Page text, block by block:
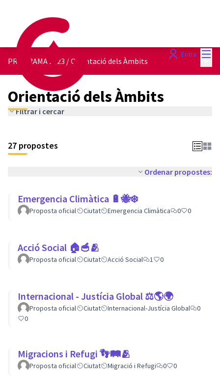
Entra
PROGRAMA 2023 /Orientació dels Àmbits
Orientació dels Àmbits
Filtrar i cercar
27 propostes
Ordenar propostes:
Emergencia Climàtica 🔋🐝❄️
Proposta oficial Ciutat Emergencia Climàtica 0 0
Acció Social 🏠🥣🫂
Proposta oficial Ciutat Acció Social 1 0
Internacional - Justícia Global ⚖️🌎🌍
Proposta oficial Ciutat Internacional-Justícia Global
0
0
Migracions i Refugi 👣🛤🫂
Proposta oficial Ciutat Migració i Refugi 0 0